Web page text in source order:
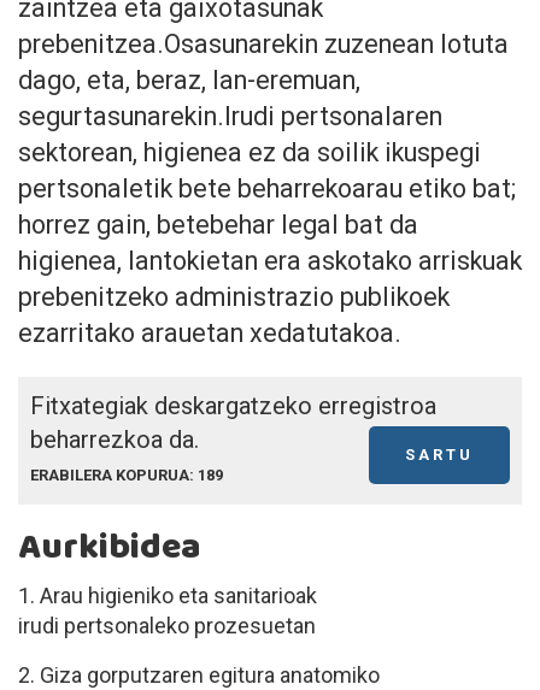
zaintzea eta gaixotasunak
prebenitzea.Osasunarekin zuzenean lotuta
dago, eta, beraz, lan-eremuan,
segurtasunarekin.Irudi pertsonalaren
sektorean, higienea ez da soilik ikuspegi
pertsonaletik bete beharrekoarau etiko bat;
horrez gain, betebehar legal bat da
higienea, lantokietan era askotako arriskuak
prebenitzeko administrazio publikoek
ezarritako arauetan xedatutakoa.
Fitxategiak deskargatzeko erregistroa
beharrezkoa da.
SARTU
ERABILERA KOPURUA: 189
Aurkibidea
1. Arau higieniko eta sanitarioak
irudi pertsonaleko prozesuetan
2. Giza gorputzaren egitura anatomiko